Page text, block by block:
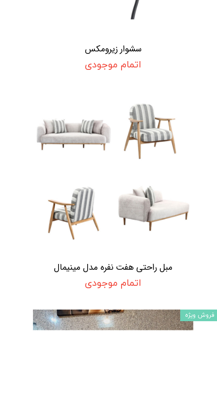
سشوار زیرومکس
اتمام موجودی
مبل راحتی هفت نفره مدل مینیمال
اتمام موجودی
فروش ویژه